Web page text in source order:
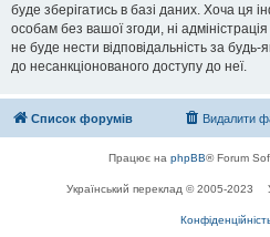
буде зберігатись в базі даних. Хоча ця
особам без вашої згоди, ні
не буде нести відповідальність за будь-
до несанкціонованого доступу до неї.
Список форумів Видалити
Працює на phpBB® Forum
Український переклад © 2005-2023